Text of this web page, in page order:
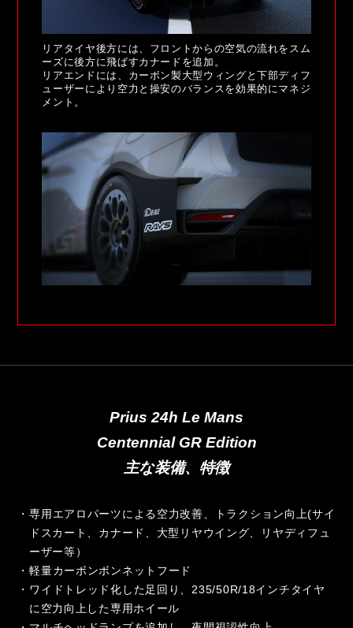
リアタイヤ後方には、フロントからの空気の流れをスム
ーズに後方に飛ばすカナードを追加。
リアエンドには、カーボン製大型ウィングと下部ディフ
ューザーにより空力と操安のバランスを効果的にマネジ
メント。
Prius 24h Le Mans
Centennial GR Edition
主な装備、特徴
・専用エアロパーツによる空力改善、トラクション向上(サイ
ドスカート、カナード、大型リヤウイング、リヤディフュ
ーザー等）
・軽量カーボンボンネットフード
・ワイドトレッド化した足回り、235/50R/18インチタイヤ
に空力向上した専用ホイール